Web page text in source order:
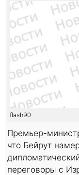
flash90
Премьер-
что Бейрут
переговоры с